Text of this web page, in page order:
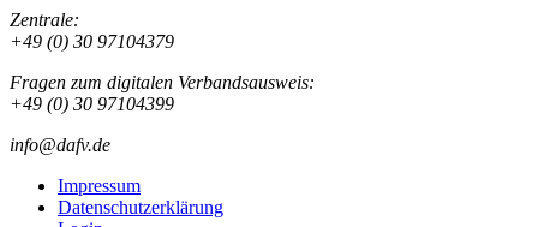
Zentrale:
+49 (0) 30 97104379
Fragen zum digitalen Verbandsausweis:
+49 (0) 30 97104399
info@dafv.de
Impressum
Datenschutzerklärung